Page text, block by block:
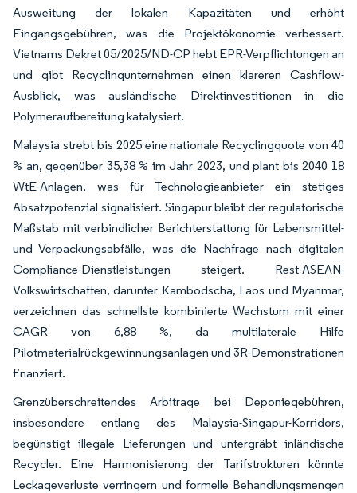
Ausweitung der lokalen Kapazitäten und erhöht
Eingangsgebühren, was die Projektökonomie verbessert.
Vietnams Dekret 05/2025/ND-CP hebt EPR-Verpflichtungen an
und gibt Recyclingunternehmen einen klareren Cashflow-
Ausblick, was ausländische Direktinvestitionen in die
Polymeraufbereitung katalysiert.
Malaysia strebt bis 2025 eine nationale Recyclingquote von 40
% an, gegenüber 35,38 % im Jahr 2023, und plant bis 2040 18
WtE-Anlagen, was für Technologieanbieter ein stetiges
Absatzpotenzial signalisiert. Singapur bleibt der regulatorische
Maßstab mit verbindlicher Berichterstattung für Lebensmittel-
und Verpackungsabfälle, was die Nachfrage nach digitalen
Compliance-Dienstleistungen steigert. Rest-ASEAN-
Volkswirtschaften, darunter Kambodscha, Laos und Myanmar,
verzeichnen das schnellste kombinierte Wachstum mit einer
CAGR von 6,88 %, da multilaterale Hilfe
Pilotmaterialrückgewinnungsanlagen und 3R-Demonstrationen
finanziert.
Grenzüberschreitendes Arbitrage bei Deponiegebühren,
insbesondere entlang des Malaysia-Singapur-Korridors,
begünstigt illegale Lieferungen und untergräbt inländische
Recycler. Eine Harmonisierung der Tarifstrukturen könnte
Leckageverluste verringern und formelle Behandlungsmengen